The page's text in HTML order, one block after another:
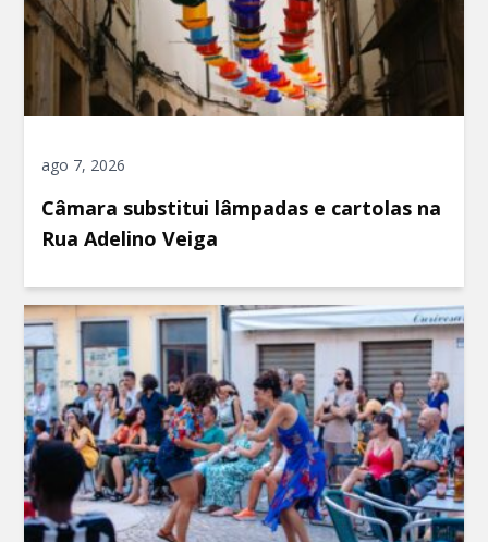
ago 7, 2026
Câmara substitui lâmpadas e cartolas na
Rua Adelino Veiga